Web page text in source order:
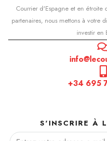
Courrier d'Espagne et en étroite
partenaires, nous mettons à votre
investir en
+34 695
S'INSCRIRE À